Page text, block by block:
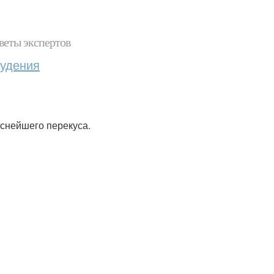
экспертов
перекуса.